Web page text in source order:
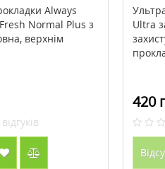
Always
Normal Plus з
верхнім
відгуків
Ultra
420